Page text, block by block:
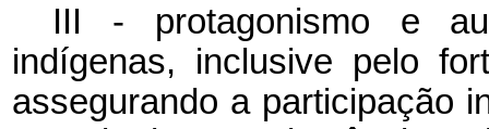
III - protagonismo e
indígenas, inclusive pelo
assegurando a participação